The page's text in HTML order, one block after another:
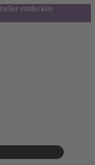
entdecken